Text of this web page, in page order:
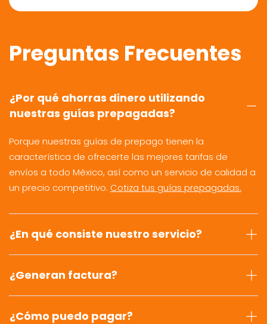
Preguntas Frecuentes
¿Por qué ahorras dinero utilizando
nuestras guías prepagadas?
Porque nuestras guías de prepago tienen la
característica de ofrecerte las mejores tarifas de
envíos a todo México, así como un servicio de calidad a
un precio competitivo. Cotiza tus guías prepagadas.
¿En qué consiste nuestro servicio?
¿Generan factura?
¿Cómo puedo pagar?